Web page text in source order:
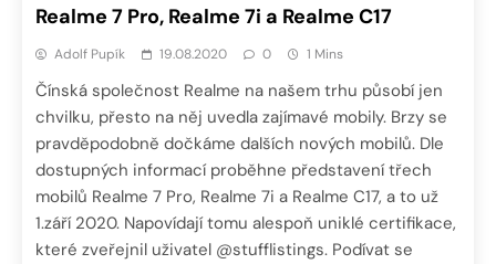
Realme 7 Pro, Realme 7i a Realme C17
Adolf Pupík 19.08.2020 0 1 Mins
Čínská společnost Realme na našem trhu působí jen
chvilku, přesto na něj uvedla zajímavé mobily. Brzy se
pravděpodobně dočkáme dalších nových mobilů. Dle
dostupných informací proběhne představení třech
mobilů Realme 7 Pro, Realme 7i a Realme C17, a to už
1.září 2020. Napovídají tomu alespoň uniklé certifikace,
které zveřejnil uživatel @stufflistings. Podívat se